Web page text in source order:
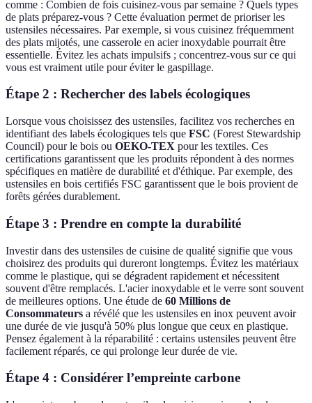
comme : Combien de fois cuisinez-vous par semaine ? Quels types
de plats préparez-vous ? Cette évaluation permet de prioriser les
ustensiles nécessaires. Par exemple, si vous cuisinez fréquemment
des plats mijotés, une casserole en acier inoxydable pourrait être
essentielle. Évitez les achats impulsifs ; concentrez-vous sur ce qui
vous est vraiment utile pour éviter le gaspillage.
Étape 2 : Rechercher des labels écologiques
Lorsque vous choisissez des ustensiles, facilitez vos recherches en
identifiant des labels écologiques tels que FSC (Forest Stewardship
Council) pour le bois ou OEKO-TEX pour les textiles. Ces
certifications garantissent que les produits répondent à des normes
spécifiques en matière de durabilité et d'éthique. Par exemple, des
ustensiles en bois certifiés FSC garantissent que le bois provient de
forêts gérées durablement.
Étape 3 : Prendre en compte la durabilité
Investir dans des ustensiles de cuisine de qualité signifie que vous
choisirez des produits qui dureront longtemps. Évitez les matériaux
comme le plastique, qui se dégradent rapidement et nécessitent
souvent d'être remplacés. L'acier inoxydable et le verre sont souvent
de meilleures options. Une étude de 60 Millions de
Consommateurs a révélé que les ustensiles en inox peuvent avoir
une durée de vie jusqu'à 50% plus longue que ceux en plastique.
Pensez également à la réparabilité : certains ustensiles peuvent être
facilement réparés, ce qui prolonge leur durée de vie.
Étape 4 : Considérer l’empreinte carbone